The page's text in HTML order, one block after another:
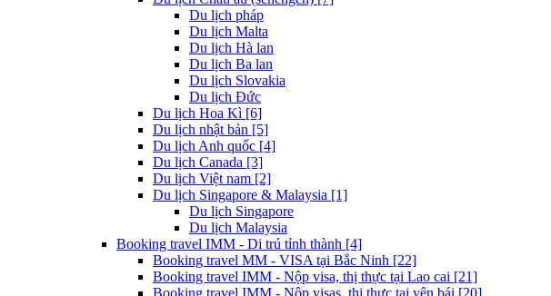
Du lịch pháp
Du lịch Malta
Du lịch Hà lan
Du lịch Ba lan
Du lịch Slovakia
Du lịch Đức
Du lịch Hoa Kì [6]
Du lịch nhật bản [5]
Du lịch Anh quốc [4]
Du lịch Canada [3]
Du lịch Việt nam [2]
Du lịch Singapore & Malaysia [1]
Du lịch Singapore
Du lịch Malaysia
Booking travel IMM - Di trú tỉnh thành [4]
Booking travel MM - VISA tại Bắc Ninh [22]
Booking travel IMM - Nộp visa, thị thực tại Lao cai [21]
Booking travel IMM - Nộp visas, thị thực tại yên bái [20]